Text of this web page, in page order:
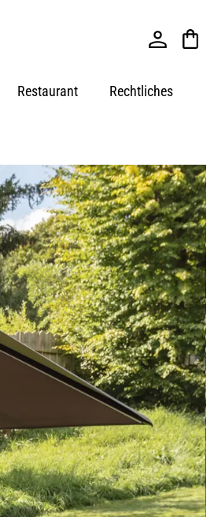
Restaurant Rechtliches